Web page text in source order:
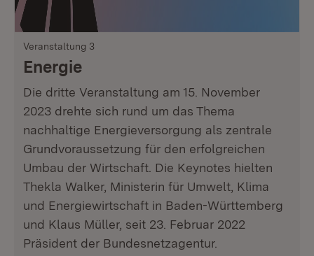
Veranstaltung 3
Energie
Die dritte Veranstaltung am 15. November
2023 drehte sich rund um das Thema
nachhaltige Energieversorgung als zentrale
Grundvoraussetzung für den erfolgreichen
Umbau der Wirtschaft. Die Keynotes hielten
Thekla Walker, Ministerin für Umwelt, Klima
und Energiewirtschaft in Baden-Württemberg
und Klaus Müller, seit 23. Februar 2022
Präsident der Bundesnetzagentur.